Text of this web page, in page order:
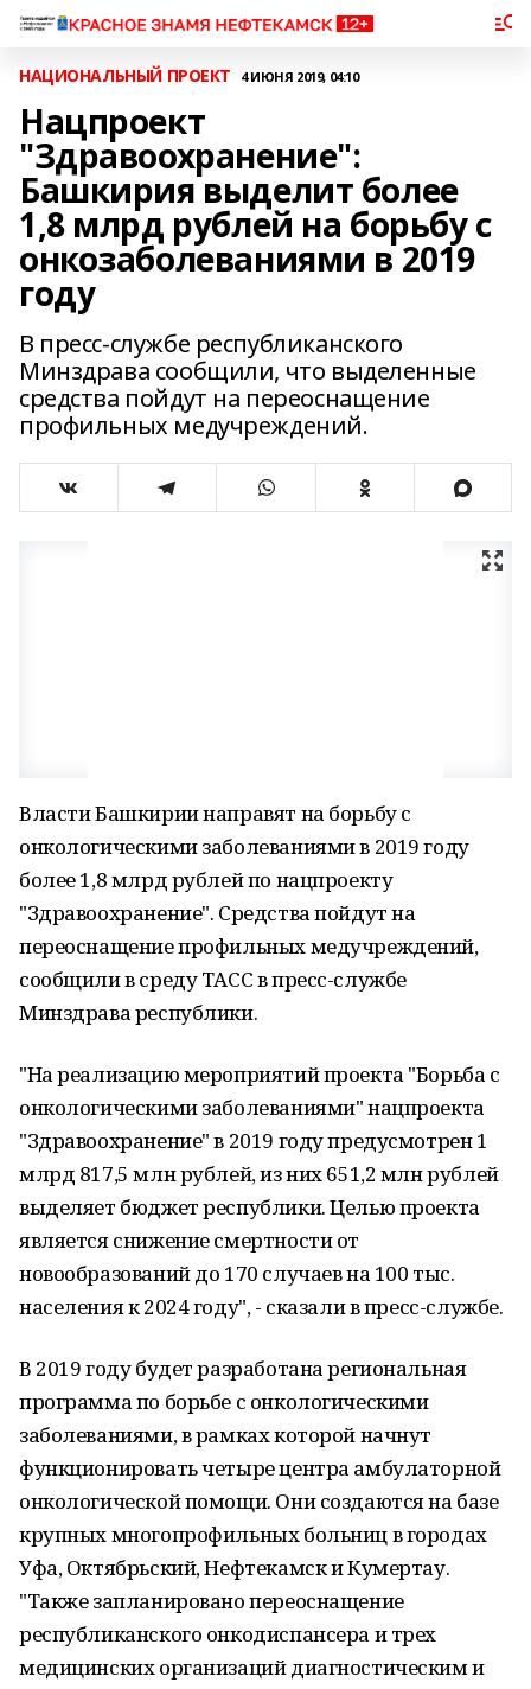
НАЦИОНАЛЬНЫЙ ПРОЕКТ 4 ИЮНЯ 2019, 04:10
Нацпроект
"Здравоохранение":
Башкирия выделит более
1,8 млрд рублей на борьбу с
онкозаболеваниями в 2019
году
В пресс-службе республиканского
Минздрава сообщили, что выделенные
средства пойдут на переоснащение
профильных медучреждений.
Власти Башкирии направят на борьбу с
онкологическими заболеваниями в 2019 году
более 1,8 млрд рублей по нацпроекту
"Здравоохранение". Средства пойдут на
переоснащение профильных медучреждений,
сообщили в среду ТАСС в пресс-службе
Минздрава республики.
"На реализацию мероприятий проекта "Борьба с
онкологическими заболеваниями" нацпроекта
"Здравоохранение" в 2019 году предусмотрен 1
млрд 817,5 млн рублей, из них 651,2 млн рублей
выделяет бюджет республики. Целью проекта
является снижение смертности от
новообразований до 170 случаев на 100 тыс.
населения к 2024 году", - сказали в пресс-службе.
В 2019 году будет разработана региональная
программа по борьбе с онкологическими
заболеваниями, в рамках которой начнут
функционировать четыре центра амбулаторной
онкологической помощи. Они создаются на базе
крупных многопрофильных больниц в городах
Уфа, Октябрьский, Нефтекамск и Кумертау.
"Также запланировано переоснащение
республиканского онкодиспансера и трех
медицинских организаций диагностическим и